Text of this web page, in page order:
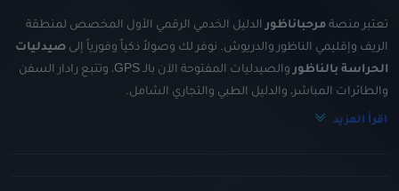
تعتبر منصة مرحباناظور الدليل الخدمي الرقمي الأول المخصص لمنطقة
الريف وإقليمي الناظور والدريوش. نوفر لك وصولاً ذكياً وفورياً إلى صيدليات
الحراسة بالناظور
والصيدليات المفتوحة الآن بالـ GPS، وتتبع رادار السفن
والطائرات المباشر، والدليل الطبي والتجاري الشامل.
اقرأ المزيد